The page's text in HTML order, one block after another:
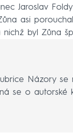
Jaroslav
asi
nichž byl Zůna
Názory
se o